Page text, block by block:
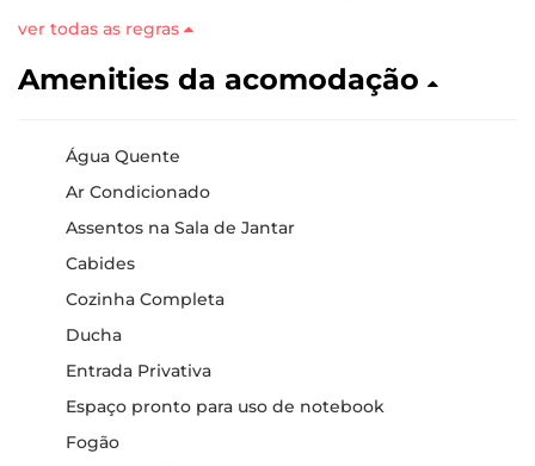
ver todas as regras
Amenities da acomodação
Água Quente
Ar Condicionado
Assentos na Sala de Jantar
Cabides
Cozinha Completa
Ducha
Entrada Privativa
Espaço pronto para uso de notebook
Fogão